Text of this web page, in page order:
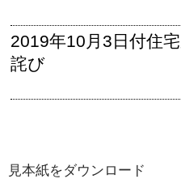
2019年10月3日付住
詫び
見本紙をダウンロード